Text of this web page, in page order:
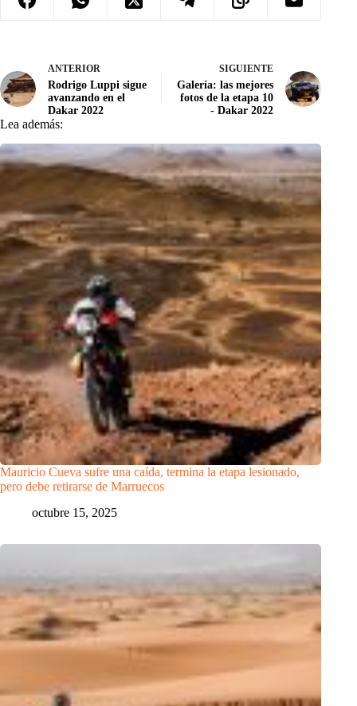
ANTERIOR
Rodrigo Luppi sigue
avanzando en el
Dakar 2022
SIGUIENTE
Galería: las mejores
fotos de la etapa 10
- Dakar 2022
Lea además:
Mauricio Cueva sufre una caída, termina la etapa lesionado,
pero debe retirarse de Marruecos
octubre 15, 2025